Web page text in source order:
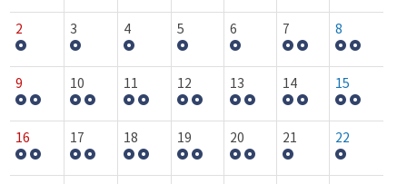
2 3 4 5 6 7 8
9 10 11 12 13 14 15
16 17 18 19 20 21 22